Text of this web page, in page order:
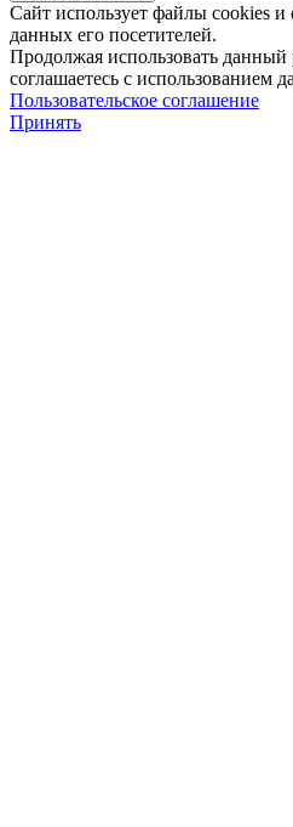
Сайт использует файлы cookies и
данных его посетителей.
Продолжая использовать данный
соглашаетесь с использованием
Пользовательское соглашение
Принять